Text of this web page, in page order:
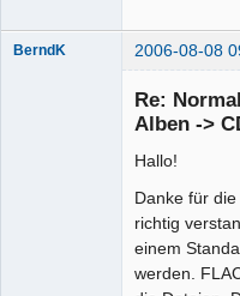
BerndK 2006-08-08
Re:
Alben ->
Hallo!
Danke für
richtig
einem
werden.